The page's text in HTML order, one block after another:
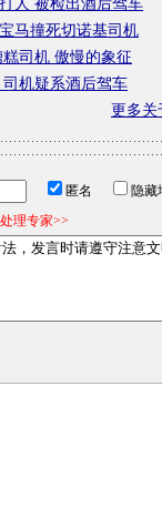
人 被检出酒后驾车
马撞死切诺基司机
司机 傲慢的象征
机疑系酒后驾车
更多关
匿名 隐
理专家>>